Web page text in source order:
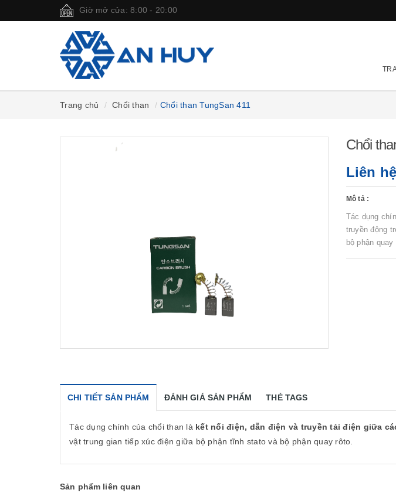
Giờ mở cửa: 8:00 - 20:00
Trang chủ Chổi than Chổi than TungSan 411
Chổi
Liên hệ
Mô tả :
Tác dụng
truyền động
bộ phận quay
CHI TIẾT SẢN PHẨM ĐÁNH GIÁ SẢN PHẨM THẺ TAGS
Tác dụng chính của chổi than là kết nối điện, dẫn điện và truyền tải điện giữa
vật trung gian tiếp xúc điện giữa bộ phận tĩnh stato và bộ phận quay rôto.
Sản phẩm liên quan